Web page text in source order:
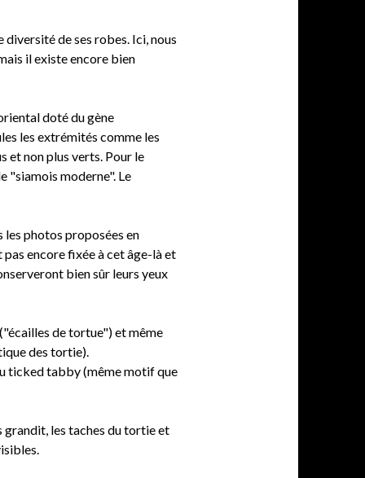
de ses robes. Ici, nous
il existe encore bien
doté du gène
les extrémités comme les
et non plus verts. Pour le
"siamois moderne". Le
les photos proposées en
encore fixée à cet âge-là et
bien sûr leurs yeux
de tortue") et même
des tortie).
ticked tabby (même motif que
grandit, les taches du tortie et